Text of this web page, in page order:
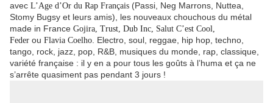
avec L’Age d’Or du Rap Français (Passi, Neg Marrons, Nuttea,
Stomy Bugsy et leurs amis), les nouveaux chouchous du métal
made in France Gojira, Trust, Dub Inc, Salut C’est Cool,
Feder ou Flavia Coelho . Electro, soul, reggae, hip hop, techno,
tango, rock, jazz, pop, R&B, musiques du monde, rap, classique,
variété française : il y en a pour tous les goûts à l’huma et ça ne
s’arrête quasiment pas pendant 3 jours !